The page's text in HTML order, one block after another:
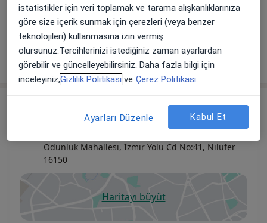
Normal Randevu
Randevu
Stent(Koroner Anjiyoplasti)
Odunluk Mahallesi, İzmir Yolu Cd No:41, Nilüfer
16150
Haritayı büyütyeni bir sekmede açılır
istatistikler için veri toplamak ve tarama alışkanlıklarınıza
göre size içerik sunmak için çerezleri (veya benzer
teknolojileri) kullanmasına izin vermiş
olursunuz.Tercihlerinizi istediğiniz zaman ayarlardan
görebilir ve güncelleyebilirsiniz. Daha fazla bilgi için
inceleyiniz,Gizlilik Politikası ve Çerez Politikası.
Ayarları Düzenle Kabul Et